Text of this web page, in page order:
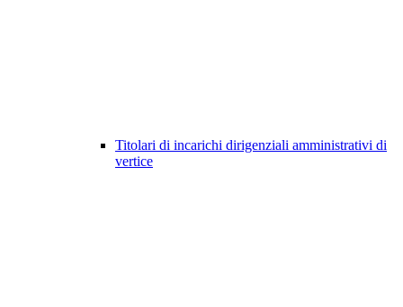
Titolari di incarichi dirigenziali amministrativi di
vertice